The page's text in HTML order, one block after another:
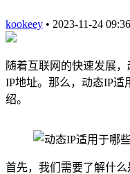
kookeey • 2023-11-24 09:36
随着互联网的快速发展
IP地址。那么，动态IP
绍。
首先，我们需要了解什